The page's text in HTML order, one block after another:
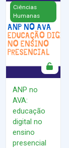
ANP no AVA:
Ciências
Humanas
ANP no
AVA:
educação
digital no
ensino
presencial